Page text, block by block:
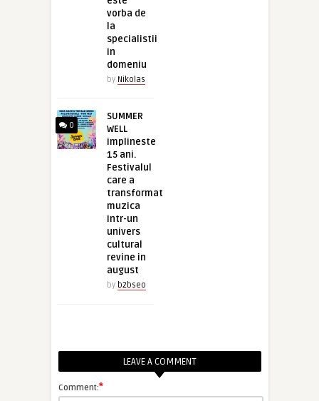
vorba de
la
specialistii
in
domeniu
by Nikolas
0
SUMMER
WELL
implineste
15 ani.
Festivalul
care a
transformat
muzica
intr-un
univers
cultural
revine in
august
by b2bseo
LEAVE A COMMENT
Comment:*